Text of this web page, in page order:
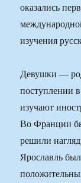
оказались
изучения
Девушки —
поступлении
изучают
Во Франции
решили
Ярославль